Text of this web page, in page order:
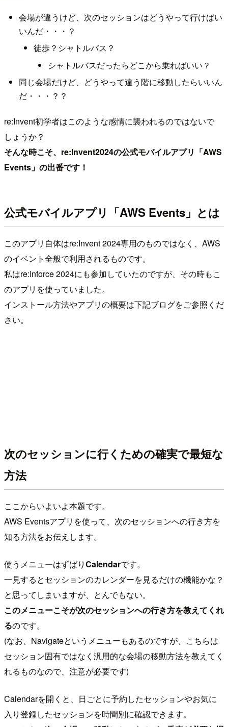
会場が違うけど、次のセッションはどうやって行けばい
いんだ・・・？
徒歩？シャトルバス？
シャトルバスだったらどこから乗ればいい？
同じ会場だけど、どうやって違う階に移動したらいいん
だ・・・？？
re:Invent初学者はこのような感情に襲われるのではないで
しょうか？
そんな時こそ、re:Invent2024の公式モバイルアプリ「AWS
Events」の出番です！
公式モバイルアプリ「AWS Events」とは
このアプリ自体はre:Invent 2024専用のものではなく、AWS
のイベント全般で利用されるものです。
私はre:Inforce 2024にも参加していたのですが、その時もこ
のアプリを使っていました。
インストール方法やアプリの概要は下記ブログをご参照くだ
さい。
次のセッションに行くための確実で最短な
方法
ここからいよいよ本題です。
AWS Eventsアプリを使って、次のセッションへの行き方を
知る方法をお伝えします。
使うメニューはずばりCalendarです。
一見するとセッションのカレンダーを見るだけの機能かな？
と思ってしまいますが、とんでもない。
このメニューこそが次のセッションへの行き方を教えてくれ
るのです。
(なお、Navigateというメニューもあるのですが、こちらは
セッション固有ではなく汎用的な会場の移動方法を教えてく
れるものなので、注意が必要です)
Calendarを開くと、日ごとに予約したセッションやお気に
入り登録したセッションを時間別に確認できます。